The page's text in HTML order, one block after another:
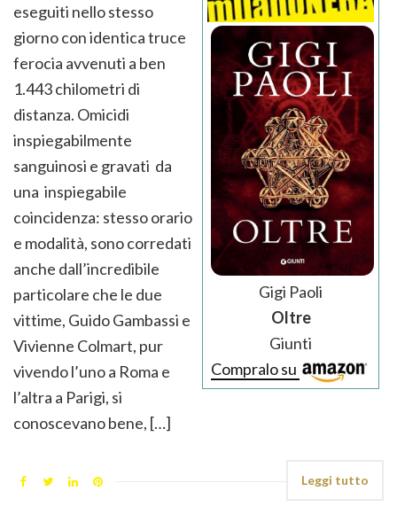
Gigi Paoli
Oltre
Giunti
Compralo su
eseguiti nello stesso
giorno con identica truce
ferocia avvenuti a ben
1.443 chilometri di
distanza. Omicidi
inspiegabilmente
sanguinosi e gravati da
una inspiegabile
coincidenza: stesso orario
e modalità, sono corredati
anche dall’incredibile
particolare che le due
vittime, Guido Gambassi e
Vivienne Colmart, pur
vivendo l’uno a Roma e
l’altra a Parigi, si
conoscevano bene, […]
Leggi tutto